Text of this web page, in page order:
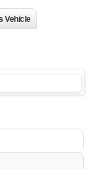
Vehicle